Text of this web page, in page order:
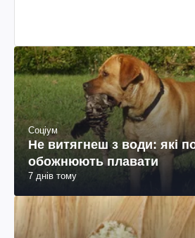
Соціум
Не витягнеш з води: які
обожнюють плавати
7 днів тому